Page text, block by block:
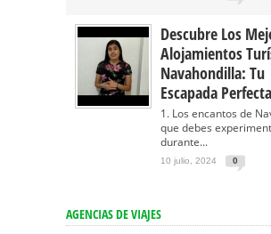
Descubre Los
Alojamientos
Navahondilla: Tu
Escapada Perfecta
1. Los encantos de
que debes
durante...
10 julio, 2024 0
AGENCIAS DE VIAJES